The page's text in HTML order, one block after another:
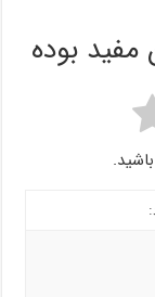
مفید بوده